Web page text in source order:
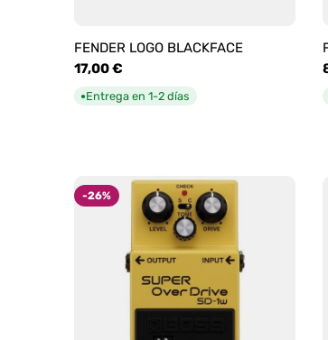
FENDER LOGO BLACKFACE
Precio
habitual
17,00 €
●Entrega en 1-2 días
-26%